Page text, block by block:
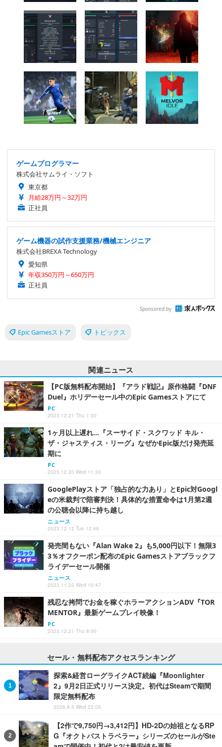
ゲームプログラマー
株式会社サムライ・ソフト
東京都
月給28万円～32万円
正社員
ゲーム機器の試作支援業務/機械エンジニア
株式会社BREXA Technology
愛知県
年収350万円～650万円
正社員
Sponsored by
Epic Gamesストア トピックス
関連ニュース
【PC版無料配布開始】『アラド戦記』原作格闘『DNF
Duel』ホリデーセール中のEpic Gamesストアにて
PC
2023.12.21 Thu 1:00
1ヶ月以上遅れ…『スーサイド・スクワッド キル・
ザ・ジャスティス・リーグ』なぜかEpic版だけ発売延
期に
PC
2023.12.20 Wed 11:30
GooglePlayストア「独占的な力あり」とEpic対Googl
eの米裁判で陪審判決！具体的な措置命令は1月第2週
の公聴会以降に持ち越し
ニュース
2023.12.12 Tue 12:46
発売間もない『Alan Wake 2』も5,000円以下！無限3
3％オフクーポン配布のEpic Gamesストアブラックフ
ライデーセール開催
ニュース
2023.11.22 Wed 10:47
残忍な拷問でお金を稼ぐホラーアクションADV『TOR
MENTOR』最新ゲームプレイ映像！
PC
2023.12.21 Thu 8:00
セール・無料配布アクセスランキング
探索&経営ローグライクACT続編『Moonlighter
2』9月2日正式リリース決定。初代はSteamで期間
限定無料配布
2026.8.5 Wed 22:05
【2作で9,750円→3,412円】HD-2Dの始祖となるRP
G『オクトパストラベラー』シリーズのセールがSte